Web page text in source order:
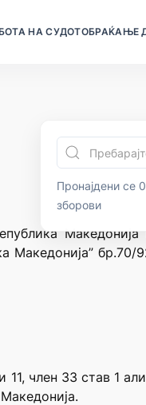
НА СУДОТОБРАЌАЊЕ
Пронајдени се 0
зборови
Македонија”
член 33 став 1